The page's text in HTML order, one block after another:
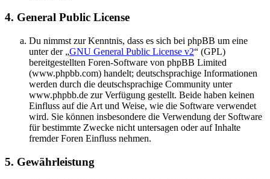
4. General Public License
Du nimmst zur Kenntnis, dass es sich bei phpBB um eine
unter der „GNU General Public License v2“ (GPL)
bereitgestellten Foren-Software von phpBB Limited
(www.phpbb.com) handelt; deutschsprachige Informationen
werden durch die deutschsprachige Community unter
www.phpbb.de zur Verfügung gestellt. Beide haben keinen
Einfluss auf die Art und Weise, wie die Software verwendet
wird. Sie können insbesondere die Verwendung der Software
für bestimmte Zwecke nicht untersagen oder auf Inhalte
fremder Foren Einfluss nehmen.
5. Gewährleistung